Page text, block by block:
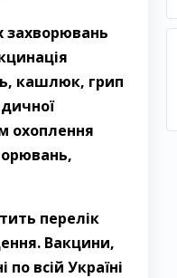
захворювань
кашлюк, грип
охоплення
перелік
Вакцини,
всій Україні